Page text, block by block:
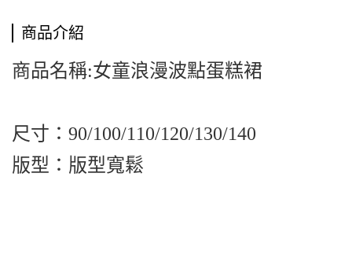
商品介紹
商品名稱:女童浪漫波點蛋糕裙
尺寸：90/100/110/120/130/140
版型：版型寬鬆